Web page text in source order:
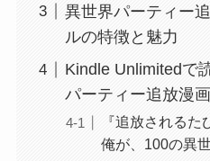
異世界パーティー
ルの特徴と魅力
Kindle Unlimitedで
パーティー追放漫画
『追放される
俺が、100の異